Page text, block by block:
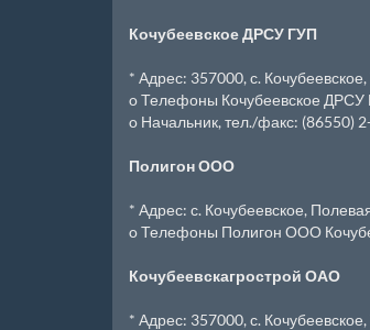
Кочубеевское ДРСУ ГУП
* Адрес: 357000, с.
o Телефоны Кочубеевское ДРСУ
o Начальник, тел./факс: (86550)
Полигон ООО
* Адрес: с. Кочубеевское,
o Телефоны Полигон ООО
Кочубеевскагрострой ОАО
* Адрес: 357000, с.